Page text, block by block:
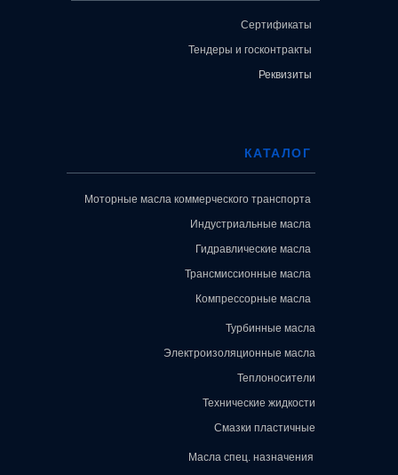
КАТАЛОГ
Моторные масла коммерческого транспорта
Индустриальные масла
Гидравлические масла
Трансмиссионные масла
Компрессорные масла
Турбинные масла
Электроизоляционные масла
Теплоносители
Технические жидкости
Смазки пластичные
Сертификаты
Тендеры и госконтракты
Реквизиты
Масла спец. назначения